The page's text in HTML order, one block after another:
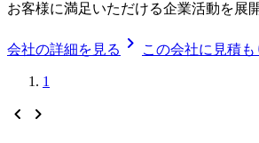
お客様に満足いただける企業活動を展
会社の詳細を見る chevron_right この会社に見積
1
chevron_left chevron_right